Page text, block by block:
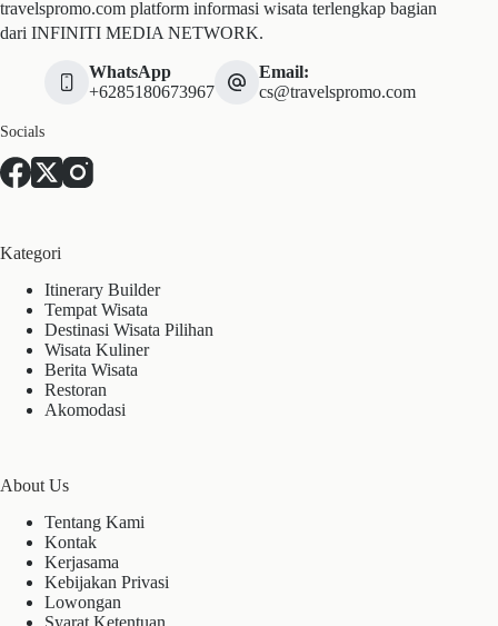
travelspromo.com platform informasi wisata terlengkap bagian
dari INFINITI MEDIA NETWORK.
WhatsApp
+6285180673967
Email:
cs@travelspromo.com
Socials
Kategori
Itinerary Builder
Tempat Wisata
Destinasi Wisata Pilihan
Wisata Kuliner
Berita Wisata
Restoran
Akomodasi
About Us
Tentang Kami
Kontak
Kerjasama
Kebijakan Privasi
Lowongan
Syarat Ketentuan